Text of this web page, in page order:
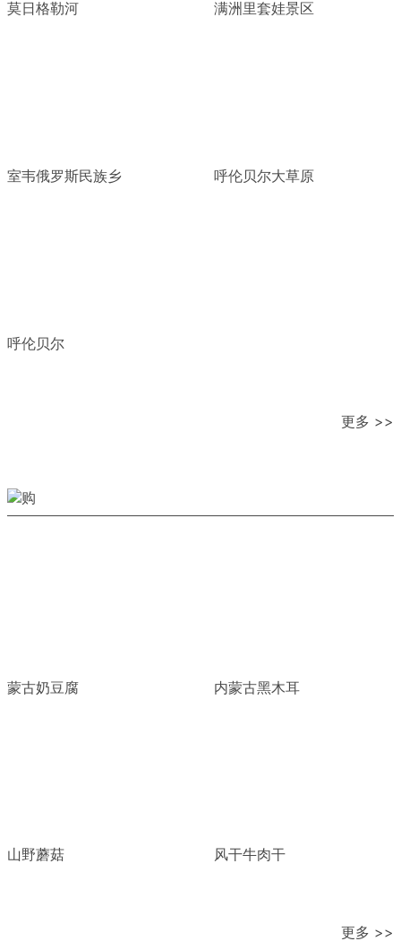
莫日格勒河 满洲里套娃景区
室韦俄罗斯民族乡 呼伦贝尔大草原
呼伦贝尔
更多 >>
蒙古奶豆腐 内蒙古黑木耳
山野蘑菇 风干牛肉干
更多 >>